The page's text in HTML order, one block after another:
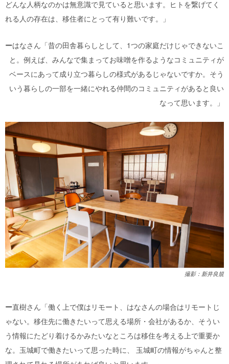
どんな人柄なのかは無意識で見ていると思います。ヒトを繋げてく
れる人の存在は、移住者にとって有り難いです。」
ーはなさん「昔の田舎暮らしとして、1つの家庭だけじゃできないこ
と。例えば、みんなで集まってお味噌を作るようなコミュニティが
ベースにあって成り立つ暮らしの様式があるじゃないですか。そう
いう暮らしの一部を一緒にやれる仲間のコミュニティがあると良い
なって思います。」
撮影：新井良規
ー直樹さん「働く上で僕はリモート、はなさんの場合はリモートじ
ゃない。移住先に働きたいって思える場所・会社があるか、そうい
う情報にたどり着けるかみたいなところは移住を考える上で重要か
な。玉城町で働きたいって思った時に、 玉城町の情報がちゃんと整